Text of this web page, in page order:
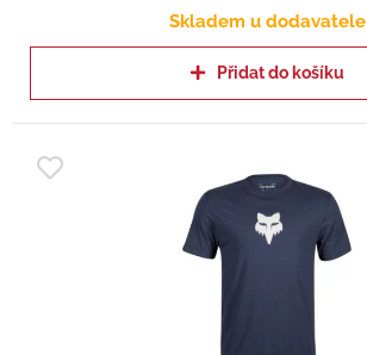
Skladem u dodavatele
Přidat do košíku